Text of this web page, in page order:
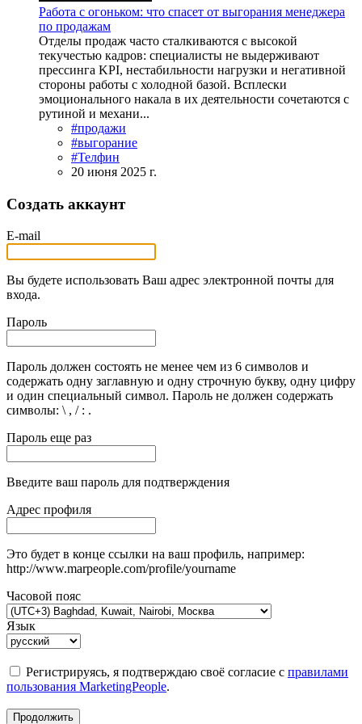
Работа с огоньком: что спасет от выгорания менеджера
по продажам
Отделы продаж часто сталкиваются с высокой
текучестью кадров: специалисты не выдерживают
прессинга KPI, нестабильности нагрузки и негативной
стороны работы с холодной базой. Всплески
эмоционального накала в их деятельности сочетаются с
рутиной и механи...
#продажи
#выгорание
#Телфин
20 июня 2025 г.
Создать аккаунт
E-mail
Вы будете использовать Ваш адрес электронной почты для
входа.
Пароль
Пароль должен состоять не менее чем из 6 символов и
содержать одну заглавную и одну строчную букву, одну цифру
и один специальный символ. Пароль не должен содержать
символы: \ , / : .
Пароль еще раз
Введите ваш пароль для подтверждения
Адрес профиля
Это будет в конце ссылки на ваш профиль, например:
http://www.marpeople.com/profile/yourname
Часовой пояс
Язык
Регистрируясь, я подтверждаю своё согласие с правилами
пользования MarketingPeople.
Продолжить